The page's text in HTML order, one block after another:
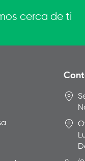
cerca de ti